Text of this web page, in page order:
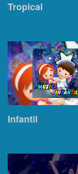
Tropical
Infantil